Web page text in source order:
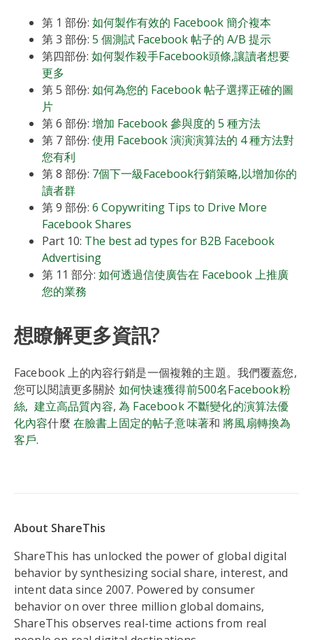
第 1 部份: 如何製作有效的 Facebook 簡介複本
第 3 部份: 5 個測試 Facebook 帖子的 A/B 提示
第四部份: 如何製作殺手Facebook頭條,讓讀者想要
更多
第 5 部份: 如何為您的 Facebook 帖子選擇正確的圖
片
第 6 部份: 增加 Facebook 參與度的 5 種方法
第 7 部份: 使用 Facebook 演演演算法的 4 種方法對
您有利
第 8 部份: 7個下一級Facebook行銷策略,以增加你的
讀者群
第 9 部份: 6 Copywriting Tips to Drive More
Facebook Shares
Part 10: The best ad types for B2B Facebook
Advertising
第 11 部分: 如何透過信使廣告在 Facebook 上推廣
您的業務
想瞭解更多資訊?
Facebook 上的內容行銷是一個複雜的主題。我們覆蓋您,
您可以閱讀更多關於 如何快速獲得前500名Facebook粉
絲, 建立高品質內容,為 Facebook 不斷變化的演算法優
化內容什麼 在臉書上固定的帖子意味著和 將風扇轉換為
客戶.
About ShareThis
ShareThis has unlocked the power of global digital
behavior by synthesizing social share, interest, and
intent data since 2007. Powered by consumer
behavior on over three million global domains,
ShareThis observes real-time actions from real